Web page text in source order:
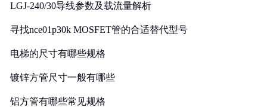
LGJ-240/30导线参数及载流量解析
寻找nce01p30k MOSFET管的合适替代型号
电梯的尺寸有哪些规格
镀锌方管尺寸一般有哪些
铝方管有哪些常见规格